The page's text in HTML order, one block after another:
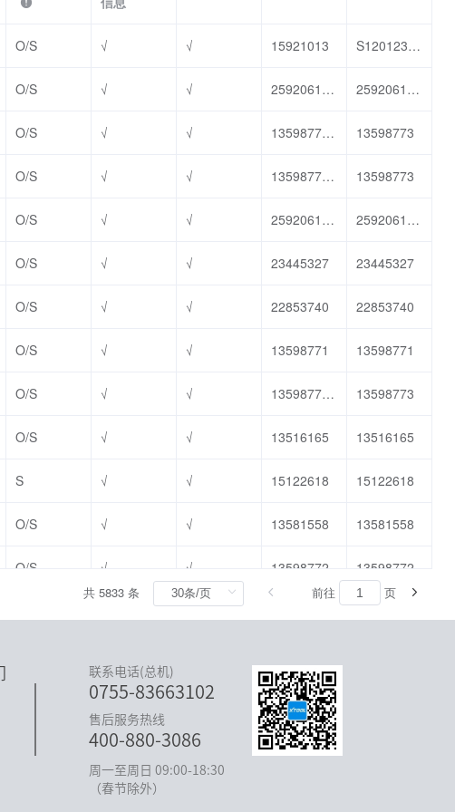
联系电话(总机)
0755-83663102
售后服务热线
400-880-3086
周一至周日 09:00-18:30
（春节除外）